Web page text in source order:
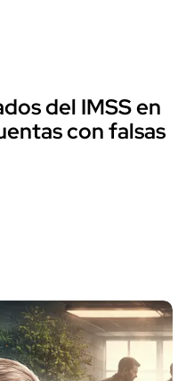
del IMSS en
con falsas